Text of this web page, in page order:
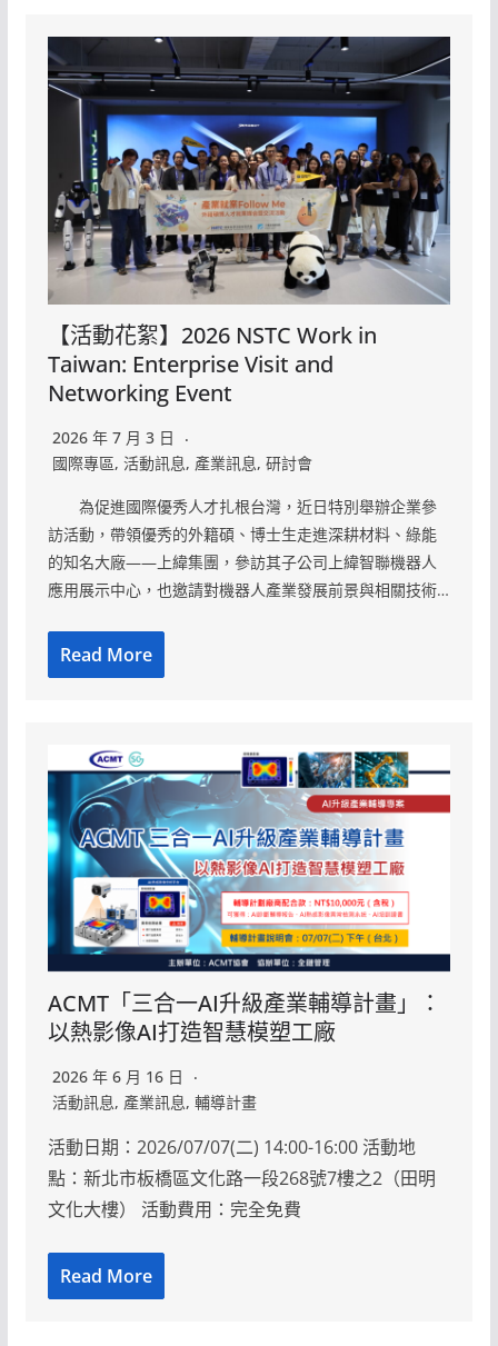
【活動花絮】2026 NSTC Work in
Taiwan: Enterprise Visit and
Networking Event
2026 年 7 月 3 日
國際專區, 活動訊息, 產業訊息, 研討會
為促進國際優秀人才扎根台灣，近日特別舉辦企業參
訪活動，帶領優秀的外籍碩、博士生走進深耕材料、綠能
的知名大廠——上緯集團，參訪其子公司上緯智聯機器人
應用展示中心，也邀請對機器人產業發展前景與相關技術…
Read More
ACMT「三合一AI升級產業輔導計畫」：
以熱影像AI打造智慧模塑工廠
2026 年 6 月 16 日
活動訊息, 產業訊息, 輔導計畫
活動日期：2026/07/07(二) 14:00-16:00 活動地
點：新北市板橋區文化路一段268號7樓之2（田明
文化大樓） 活動費用：完全免費
Read More